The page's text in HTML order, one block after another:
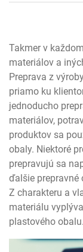
Takmer v
materiálov a
Preprava z
priamo ku
jednoducho
materiálov,
produktov sa
obaly. Niektoré
prepravujú sa
ďalšie prepravné
Z charakteru a
materiálu
plastového obalu.